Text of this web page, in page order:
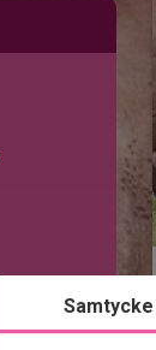
Samtycke